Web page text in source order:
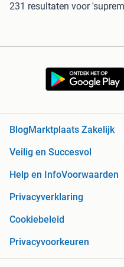
231 resultaten voor
BlogMarktplaats Zakelijk
Veilig en Succesvol
Help en InfoVoorwaarden
Privacyverklaring
Cookiebeleid
Privacyvoorkeuren